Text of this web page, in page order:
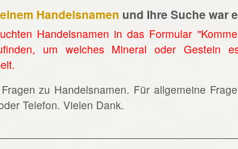
Handelsnamen und Ihre Suche war
Handelsnamen in das Formular
um welches Mineral oder Gestein
zu Handelsnamen. Für allgemeine
Telefon. Vielen Dank.